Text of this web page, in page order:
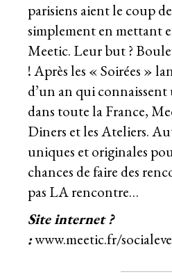
parisiens aient le coup
simplement en mettant
Meetic. Leur but ?
! Après les « Soirées »
d’un an qui connaissent
dans toute la France,
Diners et les Ateliers.
uniques et originales
chances de faire des
pas LA rencontre…
Site internet ?
:www.meetic.fr/